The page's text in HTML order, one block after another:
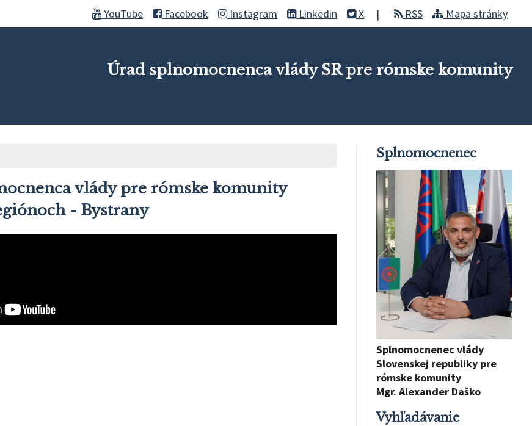
YouTube Facebook Instagram Linkedin X RSS Mapa stránky
Úrad splnomocnenca vlády SR pre rómske komunity
vlády pre rómske komunity
- Bystrany
Splnomocnenec
Splnomocnenec vlády
Slovenskej republiky pre
rómske komunity
Mgr. Alexander Daško
Vyhľadávanie